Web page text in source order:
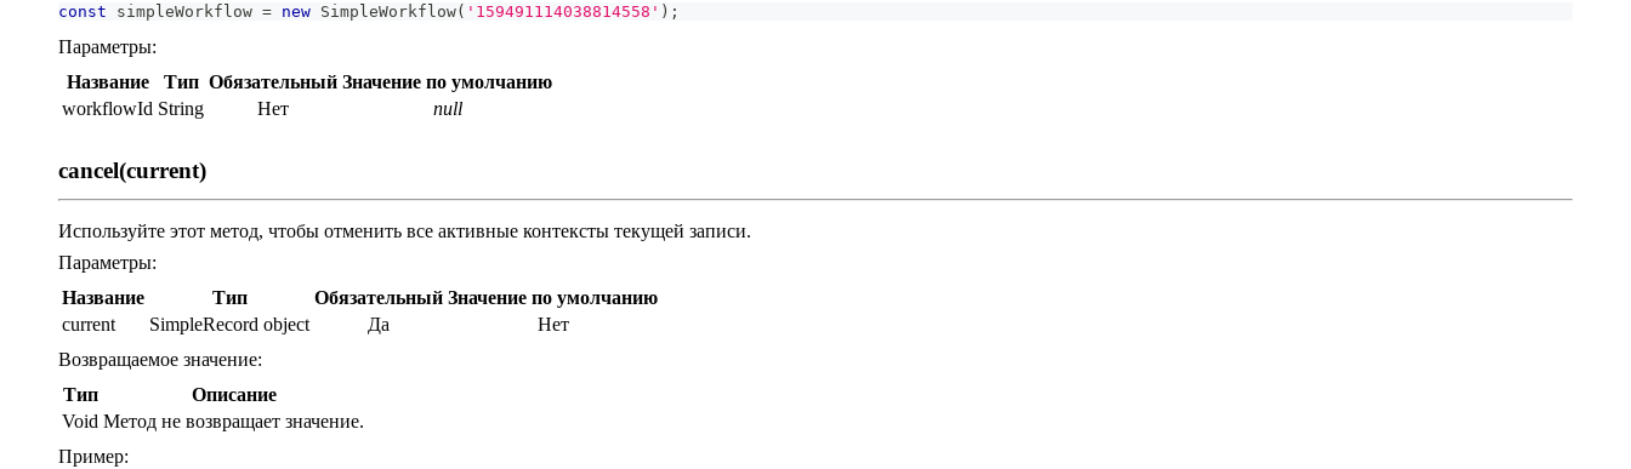
const simpleWorkflow = new SimpleWorkflow( '159491114038814558' ) ;
Параметры:
Название
Тип Обязательный Значение по умолчанию
workflowId String Нет null
cancel(current)
Используйте этот метод, чтобы отменить все активные контексты текущей записи.
Параметры:
Название
Тип Обязательный Значение по умолчанию
current
SimpleRecord object Да
Нет
Возвращаемое значение:
Тип
Описание
Void Метод не возвращает значение.
Пример: